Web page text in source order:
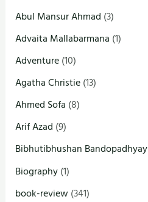
Abul Mansur Ahmad (3)
Advaita Mallabarmana (1)
Adventure(10)
Agatha Christie(13)
Ahmed Sofa (8)
Arif Azad (9)
Bibhutibhushan Bandopadhyay
Biography(1)
book-review(341)